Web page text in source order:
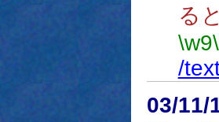
る
\w9
/
03/11/